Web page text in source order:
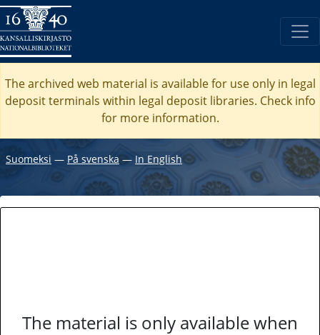
The archived web material is available for use only in legal
deposit terminals within legal deposit libraries. Check info
for more information.
Suomeksi ― På svenska ― In English
The material is only available when